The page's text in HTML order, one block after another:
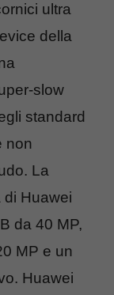
ultra
della
slow
standard
non
La
di Huawei
da 40 MP,
MP e un
Huawei